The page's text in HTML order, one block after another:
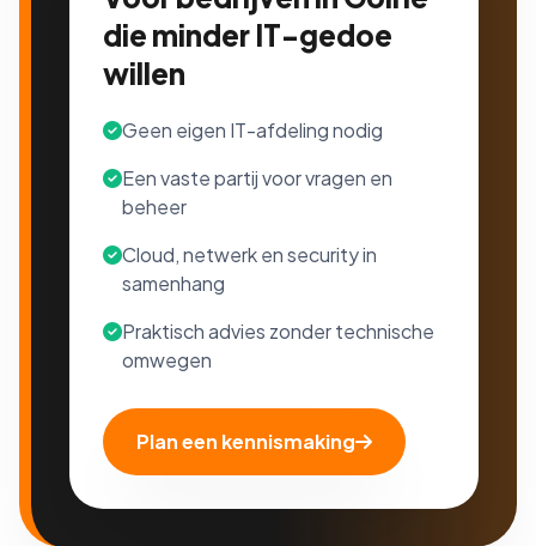
die minder IT-gedoe
willen
Geen eigen IT-afdeling nodig
Een vaste partij voor vragen en
beheer
Cloud, netwerk en security in
samenhang
Praktisch advies zonder technische
omwegen
Plan een kennismaking